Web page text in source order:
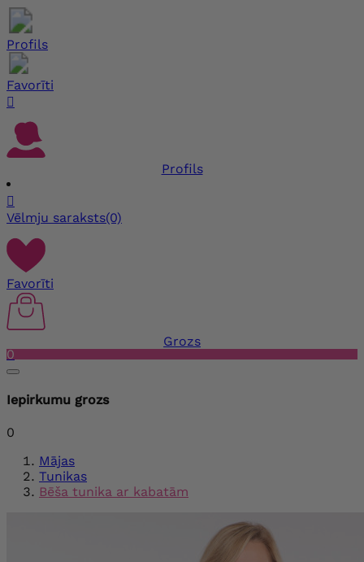
Profils
Favorīti

Profils

Vēlmju saraksts(0)
Favorīti
Grozs
0
Iepirkumu grozs
0
Mājas
Tunikas
Bēša tunika ar kabatām